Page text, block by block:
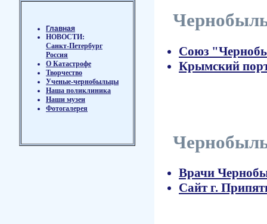
Главная
НОВОСТИ:
Санкт-Петербург
Россия
О Катастрофе
Творчество
Ученые-чернобыльцы
Наша поликлиника
Наши музеи
Фотогалерея
Союз
Крымский
Врачи
Сайт г.